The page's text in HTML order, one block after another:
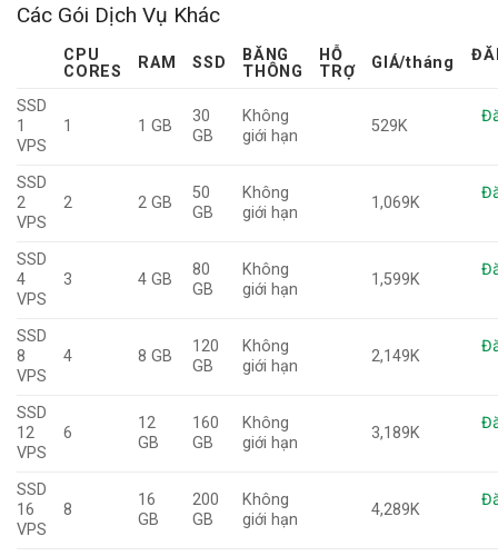
Các Gói Dịch Vụ Khác
CPU
CORES
RAM SSD
BĂNG
THÔNG
HỖ
TRỢ
GIÁ/tháng
SSD
1
VPS
1 1 GB
30
GB
Không
giới hạn
529K
SSD
2
VPS
2 2 GB
50
GB
Không
giới hạn
1,069K
SSD
4
VPS
3 4 GB
80
GB
Không
giới hạn
1,599K
SSD
8
VPS
4 8 GB
120
GB
Không
giới hạn
2,149K
SSD
12
VPS
6
12
GB
160
GB
Không
giới hạn
3,189K
SSD
16
VPS
8
16
GB
200
GB
Không
giới hạn
4,289K